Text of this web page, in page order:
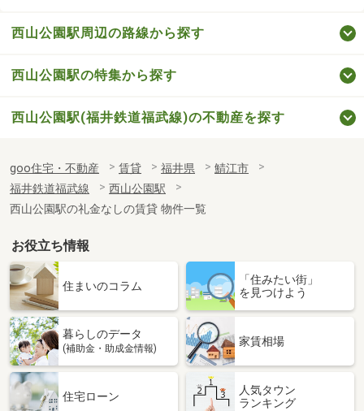
西山公園駅周辺の路線から探す
西山公園駅の特集から探す
西山公園駅(福井鉄道福武線)の不動産を探す
goo住宅・不動産 賃貸 福井県
鯖江市
福井鉄道福武線
西山公園駅
西山公園駅の礼金なしの賃貸 物件一覧
お役立ち情報
住まいのコラム
「住みたい街」
を見つけよう
暮らしのデータ
(補助金・助成金情報)
家賃相場
住宅ローン
人気タウン
ランキング